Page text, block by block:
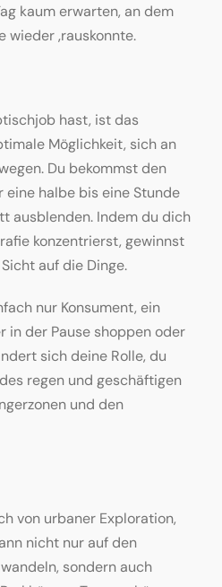
kaum erwarten, an dem
‚rauskonnte.
hast, ist das
Möglichkeit, sich an
Du bekommst den
eine halbe bis eine Stunde
ausblenden. Indem du dich
konzentrierst, gewinnst
auf die Dinge.
nur Konsument, ein
in der Pause shoppen oder
sich deine Rolle, du
regen und geschäftigen
und den
von urbaner Exploration,
nicht nur auf den
sondern auch